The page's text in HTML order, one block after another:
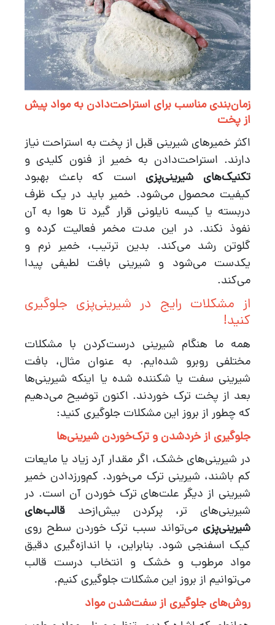
زمان‌بندی مناسب برای استراحت‌دادن به مواد پیش
از پخت
اکثر خمیرهای شیرینی قبل از پخت به استراحت نیاز
دارند. استراحت‌دادن به خمیر از فنون کلیدی و
تکنیک‌های شیرینی‌پزی است که باعث بهبود
کیفیت محصول می‌شود. خمیر باید در یک ظرف
دربسته یا کیسه نایلونی قرار گیرد تا هوا به آن
نفوذ نکند. در این مدت مخمر فعالیت کرده و
گلوتن رشد می‌کند. بدین ترتیب، خمیر نرم و
یکدست می‌شود و شیرینی بافت لطیفی پیدا
می‌کند.
از مشکلات رایج در شیرینی‌پزی جلوگیری
کنید!
همه ما هنگام شیرینی درست‌کردن با مشکلات
مختلفی روبرو شده‌ایم. به عنوان مثال، بافت
شیرینی سفت یا شکننده شده یا اینکه شیرینی‌ها
بعد از پخت ترک خوردند. اکنون توضیح می‌دهیم
که چطور از بروز این مشکلات جلوگیری کنید:
جلوگیری از خردشدن و ترکخوردن شیرینی‌ها
در شیرینی‌های خشک، اگر مقدار آرد زیاد یا مایعات
کم باشند، شیرینی ترک می‌خورد. کم‌ورزدادن خمیر
شیرینی از دیگر علت‌های ترک خوردن آن است. در
شیرینی‌های تر، پرکردن بیش‌ازحد قالب‌های
شیرینی‌پزی می‌تواند سبب ترک خوردن سطح روی
کیک اسفنجی شود. بنابراین، با اندازه‌گیری دقیق
مواد مرطوب و خشک و انتخاب درست قالب
می‌توانیم از بروز این مشکلات جلوگیری کنیم.
روش‌های جلوگیری از سفتشدن مواد